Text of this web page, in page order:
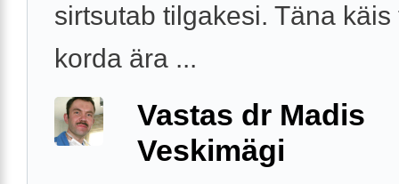
sirtsutab tilgakesi. Täna käis
korda ära ...
Vastas dr Madis
Veskimägi